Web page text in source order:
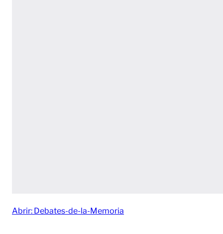
Abrir: Debates-de-la-Memoria